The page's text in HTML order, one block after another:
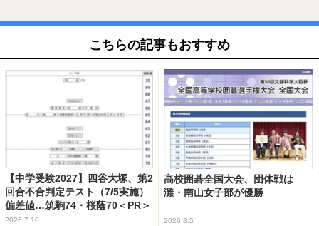
こちらの記事もおすすめ
【中学受験2027】四谷大塚、第2
回合不合判定テスト（7/5実施）
偏差値…筑駒74・桜蔭70＜PR＞
2026.7.10
高校囲碁全国大会、団体戦は
灘・南山女子部が優勝
2026.8.5